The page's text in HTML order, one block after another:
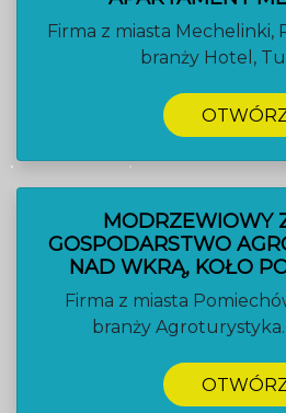
Firma z miasta Mechelinki,
branży Hotel,
MODRZEWIOWY
GOSPODARSTWO
NAD WKRĄ, KOŁO
Firma z miasta
branży